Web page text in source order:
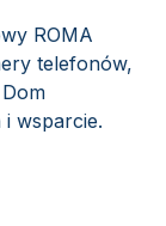
ROMA
telefonów,
wsparcie.